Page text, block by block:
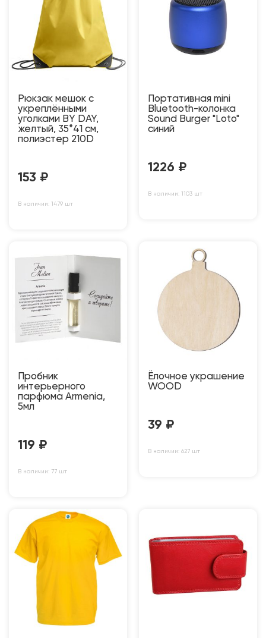
Рюкзак мешок с
укреплёнными
уголками BY DAY,
желтый, 35*41 см,
полиэстер 210D
153 ₽
В наличии: 1479 шт
Портативная mini
Bluetooth-колонка
Sound Burger "Loto"
синий
1226 ₽
В наличии: 1103 шт
Пробник
интерьерного
парфюма Armenia,
5мл
119 ₽
В наличии: 77 шт
Ёлочное украшение
WOOD
39 ₽
В наличии: 627 шт